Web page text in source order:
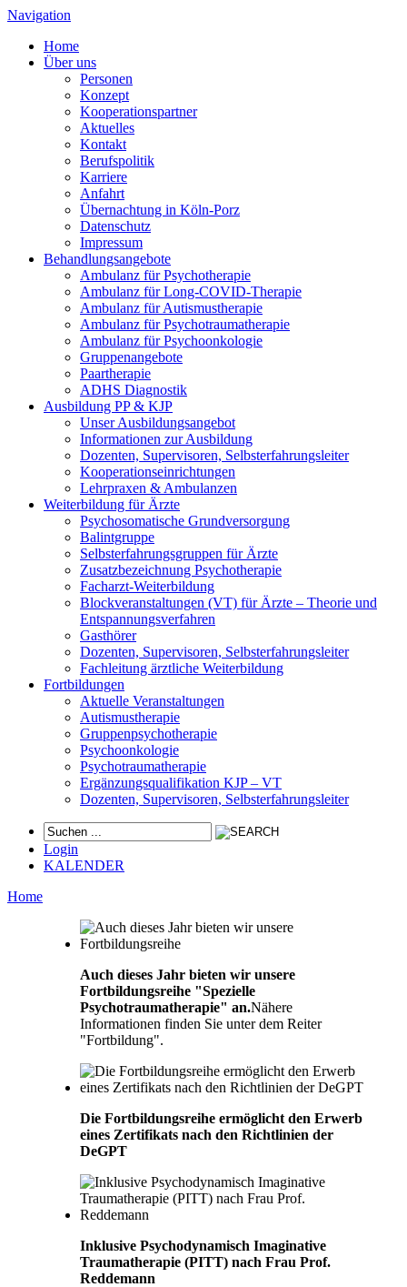
Navigation
Home
Über uns
Personen
Konzept
Kooperationspartner
Aktuelles
Kontakt
Berufspolitik
Karriere
Anfahrt
Übernachtung in Köln-Porz
Datenschutz
Impressum
Behandlungsangebote
Ambulanz für Psychotherapie
Ambulanz für Long-COVID-Therapie
Ambulanz für Autismustherapie
Ambulanz für Psychotraumatherapie
Ambulanz für Psychoonkologie
Gruppenangebote
Paartherapie
ADHS Diagnostik
Ausbildung PP & KJP
Unser Ausbildungsangebot
Informationen zur Ausbildung
Dozenten, Supervisoren, Selbsterfahrungsleiter
Kooperationseinrichtungen
Lehrpraxen & Ambulanzen
Weiterbildung für Ärzte
Psychosomatische Grundversorgung
Balintgruppe
Selbsterfahrungsgruppen für Ärzte
Zusatzbezeichnung Psychotherapie
Facharzt-Weiterbildung
Blockveranstaltungen (VT) für Ärzte – Theorie und
Entspannungsverfahren
Gasthörer
Dozenten, Supervisoren, Selbsterfahrungsleiter
Fachleitung ärztliche Weiterbildung
Fortbildungen
Aktuelle Veranstaltungen
Autismustherapie
Gruppenpsychotherapie
Psychoonkologie
Psychotraumatherapie
Ergänzungsqualifikation KJP – VT
Dozenten, Supervisoren, Selbsterfahrungsleiter
Login
KALENDER
Home
Auch dieses Jahr bieten wir unsere
Fortbildungsreihe "Spezielle
Psychotraumatherapie" an.Nähere
Informationen finden Sie unter dem Reiter
"Fortbildung".
Die Fortbildungsreihe ermöglicht den Erwerb
eines Zertifikats nach den Richtlinien der
DeGPT
Inklusive Psychodynamisch Imaginative
Traumatherapie (PITT) nach Frau Prof.
Reddemann